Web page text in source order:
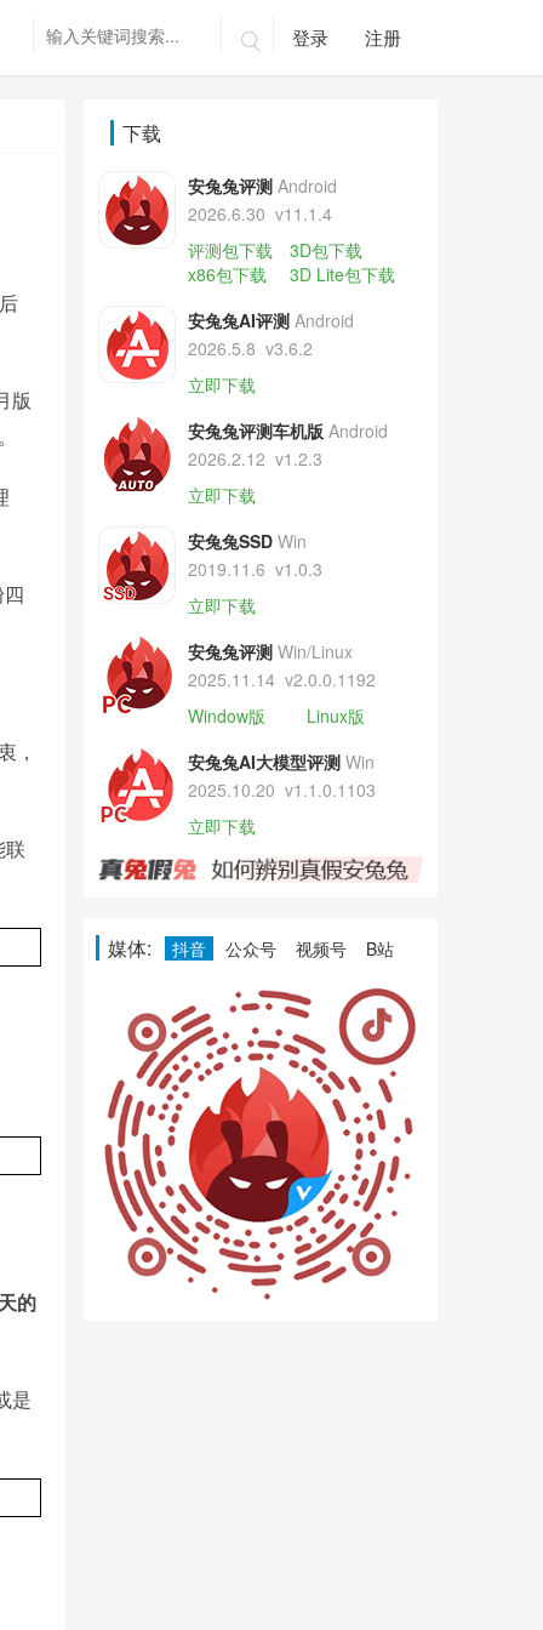
 登录 注册
版
，
联
的
是
下载
安兔兔评测 Android
2026.6.30 v11.1.4
评测包下载
3D包下载
x86包下载
3D Lite包下载
安兔兔AI评测 Android
2026.5.8 v3.6.2
立即下载
安兔兔评测车机版 Android
2026.2.12 v1.2.3
立即下载
安兔兔SSD Win
2019.11.6 v1.0.3
立即下载
安兔兔评测 Win/Linux
2025.11.14 v2.0.0.1192
Window版
Linux版
安兔兔AI大模型评测 Win
2025.10.20 v1.1.0.1103
立即下载
媒体: 抖音 公众号 视频号 B站